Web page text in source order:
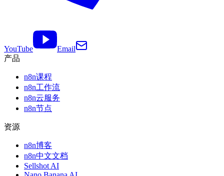
YouTube
Email
产品
n8n课程
n8n工作流
n8n云服务
n8n节点
资源
n8n博客
n8n中文文档
Sellshot AI